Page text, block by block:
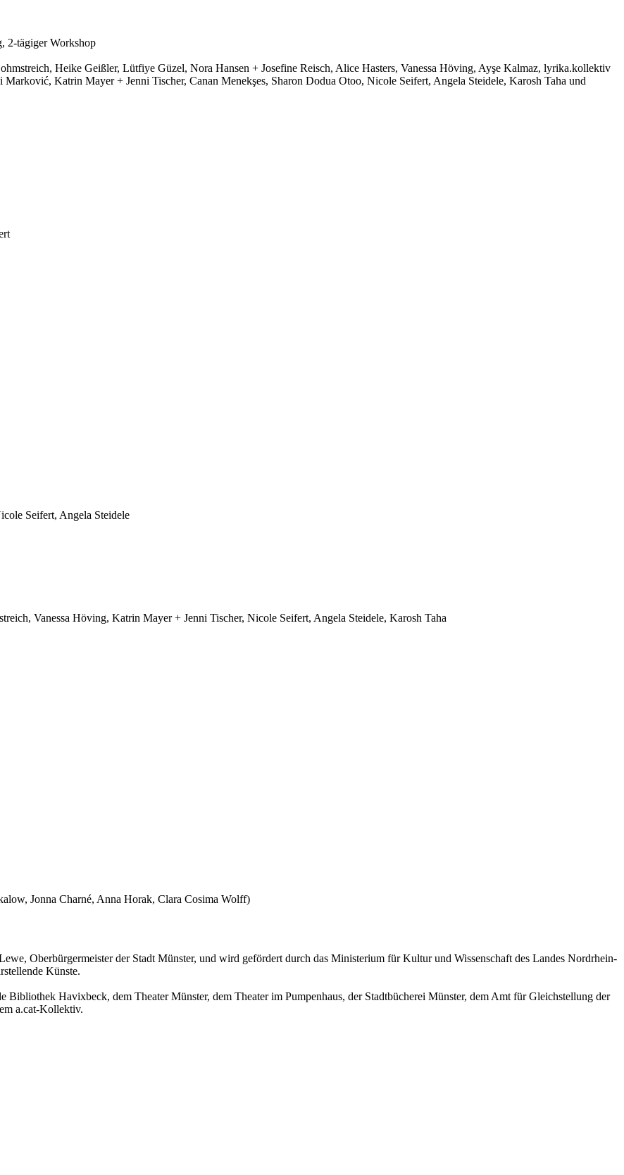
2-tägiger Workshop
Heike Geißler, Lütfiye Güzel, Nora Hansen + Josefine Reisch, Alice Hasters, Vanessa Höving, Ayşe Kalmaz, lyrika.kollektiv
Katrin Mayer + Jenni Tischer, Canan Menekşes, Sharon Dodua Otoo, Nicole Seifert, Angela Steidele, Karosh Taha und
Seifert, Angela Steidele
Vanessa Höving, Katrin Mayer + Jenni Tischer, Nicole Seifert, Angela Steidele, Karosh Taha
Jonna Charné, Anna Horak, Clara Cosima Wolff)
Oberbürgermeister der Stadt Münster, und wird gefördert durch das Ministerium für Kultur und Wissenschaft des Landes Nordrhein-
Künste.
Havixbeck, dem Theater Münster, dem Theater im Pumpenhaus, der Stadtbücherei Münster, dem Amt für Gleichstellung der
a.cat-Kollektiv.